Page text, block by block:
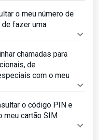
o meu número de
fazer uma
chamadas para
de
com o meu
o código PIN e
meu cartão SIM